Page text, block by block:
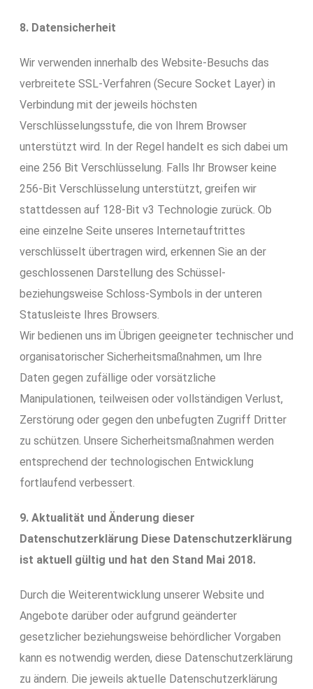
8. Datensicherheit
Wir verwenden innerhalb des Website-Besuchs das
verbreitete SSL-Verfahren (Secure Socket Layer) in
Verbindung mit der jeweils höchsten
Verschlüsselungsstufe, die von Ihrem Browser
unterstützt wird. In der Regel handelt es sich dabei um
eine 256 Bit Verschlüsselung. Falls Ihr Browser keine
256-Bit Verschlüsselung unterstützt, greifen wir
stattdessen auf 128-Bit v3 Technologie zurück. Ob
eine einzelne Seite unseres Internetauftrittes
verschlüsselt übertragen wird, erkennen Sie an der
geschlossenen Darstellung des Schüssel-
beziehungsweise Schloss-Symbols in der unteren
Statusleiste Ihres Browsers.
Wir bedienen uns im Übrigen geeigneter technischer und
organisatorischer Sicherheitsmaßnahmen, um Ihre
Daten gegen zufällige oder vorsätzliche
Manipulationen, teilweisen oder vollständigen Verlust,
Zerstörung oder gegen den unbefugten Zugriff Dritter
zu schützen. Unsere Sicherheitsmaßnahmen werden
entsprechend der technologischen Entwicklung
fortlaufend verbessert.
9. Aktualität und Änderung dieser
Datenschutzerklärung Diese Datenschutzerklärung
ist aktuell gültig und hat den Stand Mai 2018.
Durch die Weiterentwicklung unserer Website und
Angebote darüber oder aufgrund geänderter
gesetzlicher beziehungsweise behördlicher Vorgaben
kann es notwendig werden, diese Datenschutzerklärung
zu ändern. Die jeweils aktuelle Datenschutzerklärung